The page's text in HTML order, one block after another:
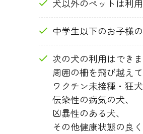
犬以外のペットは利用
中学生以下のお子様
次の犬の利用はできま
周囲の柵を飛び越えて
ワクチン未接種・狂
伝染性の病気の犬、
凶暴性のある犬、
その他健康状態の良